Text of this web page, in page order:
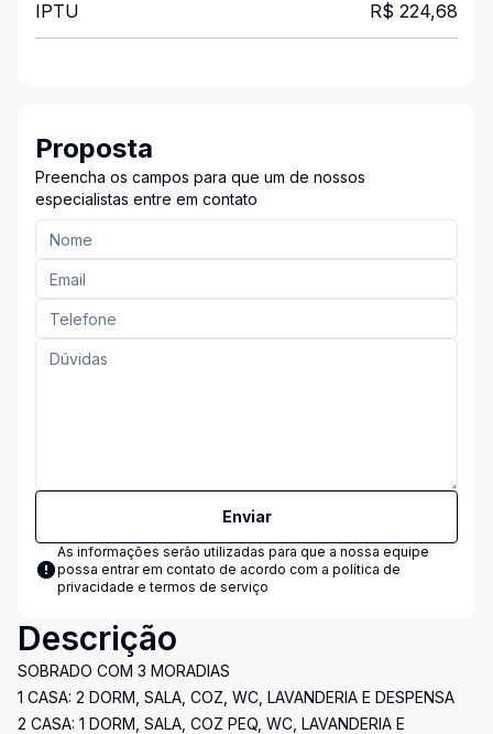
IPTU R$ 224,68
Proposta
Preencha os campos para que um de nossos
especialistas entre em contato
Enviar
As informações serão utilizadas para que a nossa equipe
possa entrar em contato de acordo com a política de
privacidade e termos de serviço
Descrição
SOBRADO COM 3 MORADIAS
1 CASA: 2 DORM, SALA, COZ, WC, LAVANDERIA E DESPENSA
2 CASA: 1 DORM, SALA, COZ PEQ, WC, LAVANDERIA E